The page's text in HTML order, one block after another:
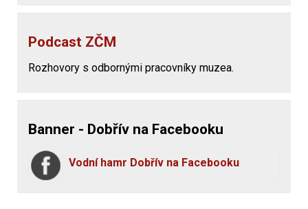
Podcast ZČM
Rozhovory s odbornými pracovníky muzea.
Banner - Dobřív na Facebooku
Vodní hamr Dobřív na Facebooku